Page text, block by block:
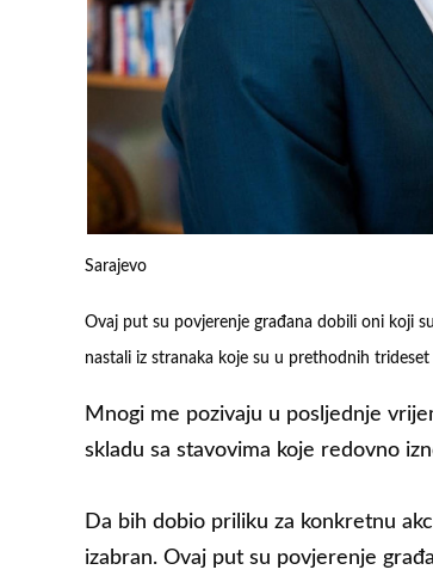
Sarajevo
Ovaj put su povjerenje građana dobili oni koji
nastali iz stranaka koje su u prethodnih
Mnogi me pozivaju u posljednje
skladu sa stavovima koje redovno
Da bih dobio priliku za konkretnu
izabran. Ovaj put su povjerenje